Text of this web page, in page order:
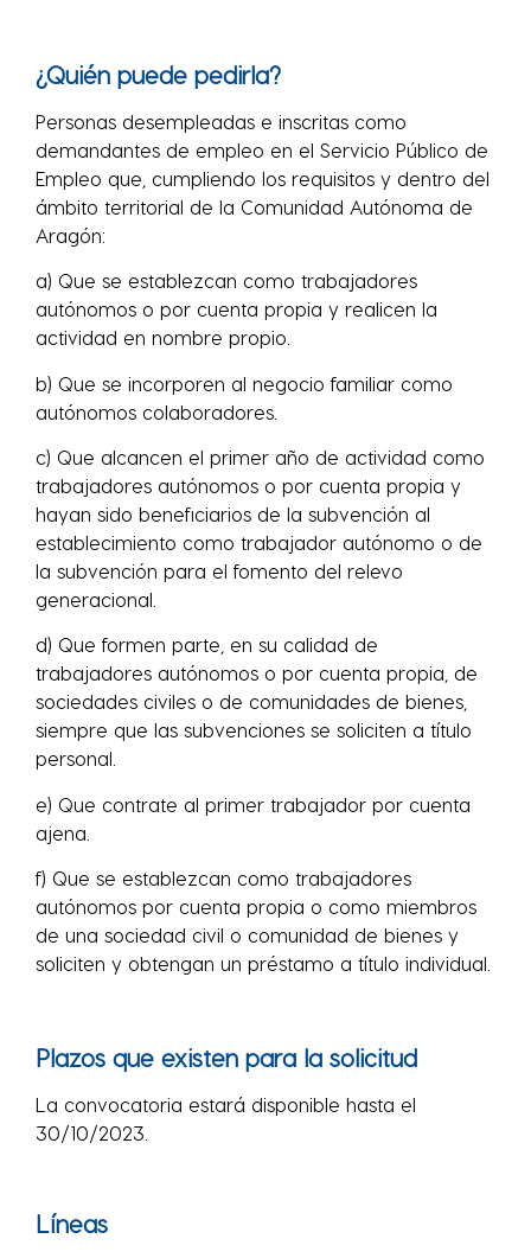
¿Quién puede pedirla?
Personas desempleadas e inscritas como
demandantes de empleo en el Servicio Público de
Empleo que, cumpliendo los requisitos y dentro del
ámbito territorial de la Comunidad Autónoma de
Aragón:
a) Que se establezcan como trabajadores
autónomos o por cuenta propia y realicen la
actividad en nombre propio.
b) Que se incorporen al negocio familiar como
autónomos colaboradores.
c) Que alcancen el primer año de actividad como
trabajadores autónomos o por cuenta propia y
hayan sido beneficiarios de la subvención al
establecimiento como trabajador autónomo o de
la subvención para el fomento del relevo
generacional.
d) Que formen parte, en su calidad de
trabajadores autónomos o por cuenta propia, de
sociedades civiles o de comunidades de bienes,
siempre que las subvenciones se soliciten a título
personal.
e) Que contrate al primer trabajador por cuenta
ajena.
f) Que se establezcan como trabajadores
autónomos por cuenta propia o como miembros
de una sociedad civil o comunidad de bienes y
soliciten y obtengan un préstamo a título individual.
Plazos que existen para la solicitud
La convocatoria estará disponible hasta el
30/10/2023.
Líneas